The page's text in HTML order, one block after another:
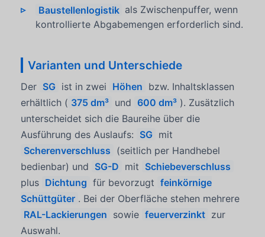
Baustellenlogistik als Zwischenpuffer, wenn
kontrollierte Abgabemengen erforderlich sind.
Varianten und Unterschiede
Der SG ist in zwei Höhen bzw. Inhaltsklassen
erhältlich ( 375 dm³ und 600 dm³ ). Zusätzlich
unterscheidet sich die Baureihe über die
Ausführung des Auslaufs: SG mit
Scherenverschluss (seitlich per Handhebel
bedienbar) und SG-D mit Schiebeverschluss
plus Dichtung für bevorzugt feinkörnige
Schüttgüter . Bei der Oberfläche stehen mehrere
RAL-Lackierungen sowie feuerverzinkt zur
Auswahl.